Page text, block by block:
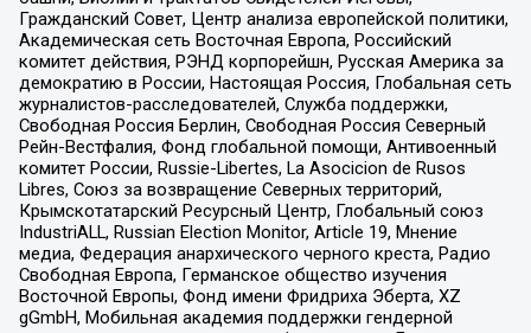
Гражданский Совет, Центр анализа европейской политики,
Академическая сеть Восточная Европа, Российский
комитет действия, РЭНД корпорейшн, Русская Америка за
демократию в России, Настоящая Россия, Глобальная сеть
журналистов-расследователей, Служба поддержки,
Свободная Россия Берлин, Свободная Россия Северный
Рейн-Вестфалия, Фонд глобальной помощи, Антивоенный
комитет России, Russie-Libertes, La Asocicion de Rusos
Libres, Союз за возвращение Северных территорий,
Крымскотатарский Ресурсный Центр, Глобальный союз
IndustriALL, Russian Election Monitor, Article 19, Мнение
медиа, Федерация анархического черного креста, Радио
Свободная Европа, Германское общество изучения
Восточной Европы, Фонд имени Фридриха Эберта, XZ
gGmbH, Мобильная академия поддержки гендерной